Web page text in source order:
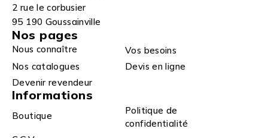
2 rue le corbusier
95 190 Goussainville
Nos pages
Nous connaître
Vos besoins
Nos catalogues
Devis en ligne
Devenir revendeur
Informations
Boutique
Politique de
confidentialité